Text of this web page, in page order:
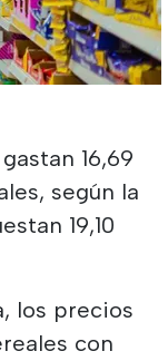
16,69
según la
19,10
los precios
con